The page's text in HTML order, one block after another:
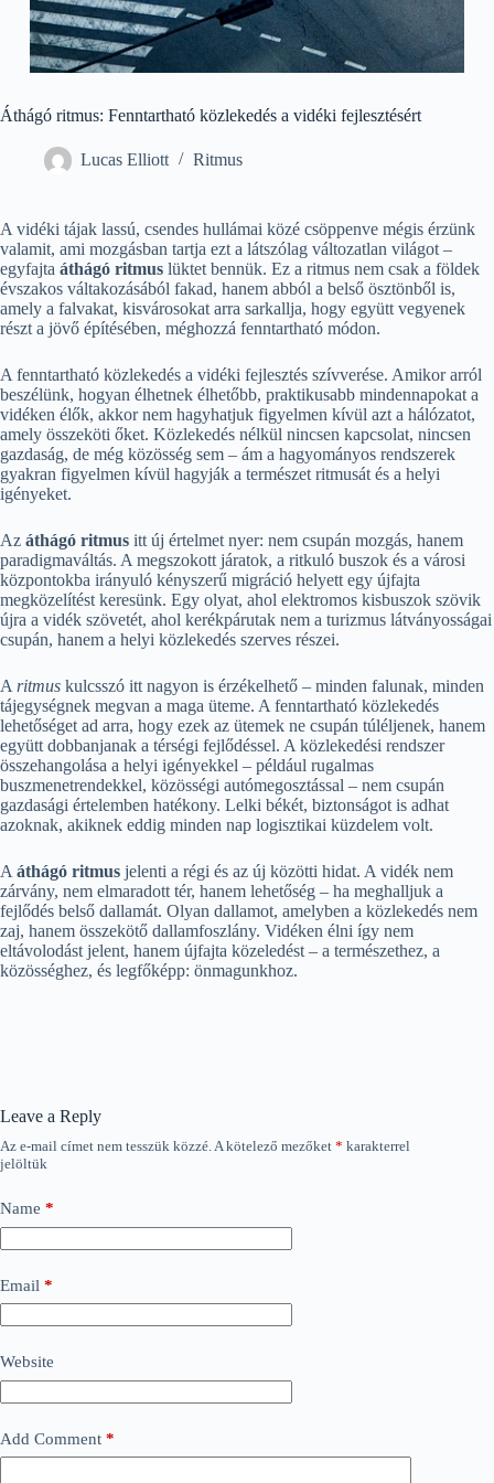
Áthágó ritmus: Fenntartható közlekedés a vidéki fejlesztésért
Lucas Elliott Ritmus
A vidéki tájak lassú, csendes hullámai közé csöppenve mégis érzünk
valamit, ami mozgásban tartja ezt a látszólag változatlan világot –
egyfajta áthágó ritmus lüktet bennük. Ez a ritmus nem csak a földek
évszakos váltakozásából fakad, hanem abból a belső ösztönből is,
amely a falvakat, kisvárosokat arra sarkallja, hogy együtt vegyenek
részt a jövő építésében, méghozzá fenntartható módon.
A fenntartható közlekedés a vidéki fejlesztés szívverése. Amikor arról
beszélünk, hogyan élhetnek élhetőbb, praktikusabb mindennapokat a
vidéken élők, akkor nem hagyhatjuk figyelmen kívül azt a hálózatot,
amely összeköti őket. Közlekedés nélkül nincsen kapcsolat, nincsen
gazdaság, de még közösség sem – ám a hagyományos rendszerek
gyakran figyelmen kívül hagyják a természet ritmusát és a helyi
igényeket.
Az áthágó ritmus itt új értelmet nyer: nem csupán mozgás, hanem
paradigmaváltás. A megszokott járatok, a ritkuló buszok és a városi
központokba irányuló kényszerű migráció helyett egy újfajta
megközelítést keresünk. Egy olyat, ahol elektromos kisbuszok szövik
újra a vidék szövetét, ahol kerékpárutak nem a turizmus látványosságai
csupán, hanem a helyi közlekedés szerves részei.
A ritmus kulcsszó itt nagyon is érzékelhető – minden falunak, minden
tájegységnek megvan a maga üteme. A fenntartható közlekedés
lehetőséget ad arra, hogy ezek az ütemek ne csupán túléljenek, hanem
együtt dobbanjanak a térségi fejlődéssel. A közlekedési rendszer
összehangolása a helyi igényekkel – például rugalmas
buszmenetrendekkel, közösségi autómegosztással – nem csupán
gazdasági értelemben hatékony. Lelki békét, biztonságot is adhat
azoknak, akiknek eddig minden nap logisztikai küzdelem volt.
A áthágó ritmus jelenti a régi és az új közötti hidat. A vidék nem
zárvány, nem elmaradott tér, hanem lehetőség – ha meghalljuk a
fejlődés belső dallamát. Olyan dallamot, amelyben a közlekedés nem
zaj, hanem összekötő dallamfoszlány. Vidéken élni így nem
eltávolodást jelent, hanem újfajta közeledést – a természethez, a
közösséghez, és legfőképp: önmagunkhoz.
Leave a Reply
Az e-mail címet nem tesszük közzé.A kötelező mezőket * karakterrel
jelöltük
Name *
Email *
Website
Add Comment *